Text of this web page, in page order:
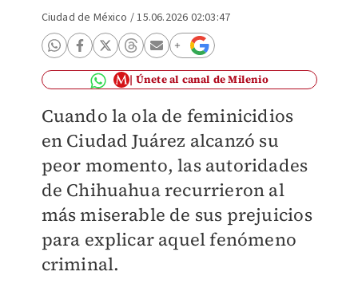
Ciudad de México /15.06.2026 02:03:47
Únete al canal de Milenio
Cuando la ola de feminicidios
en Ciudad Juárez alcanzó su
peor momento, las autoridades
de Chihuahua recurrieron al
más miserable de sus prejuicios
para explicar aquel fenómeno
criminal.